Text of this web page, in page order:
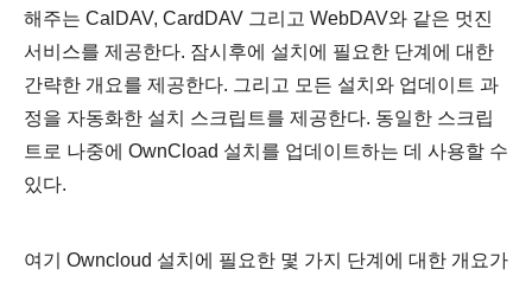
해주는 CalDAV, CardDAV 그리고 WebDAV와 같은 멋진
서비스를 제공한다. 잠시후에 설치에 필요한 단계에 대한
간략한 개요를 제공한다. 그리고 모든 설치와 업데이트 과
정을 자동화한 설치 스크립트를 제공한다. 동일한 스크립
트로 나중에 OwnCload 설치를 업데이트하는 데 사용할 수
있다.
여기 Owncloud 설치에 필요한 몇 가지 단계에 대한 개요가